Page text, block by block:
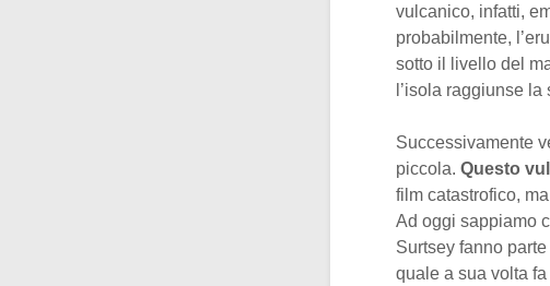
vulcanico, infatti,
probabilmente,
sotto il livello del
l’isola raggiunse
Successivamente
piccola. Questo
film catastrofico,
Ad oggi sappiamo
Surtsey fanno
quale a sua volta